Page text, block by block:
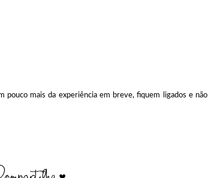
mais da experiência em breve, fiquem ligados e não